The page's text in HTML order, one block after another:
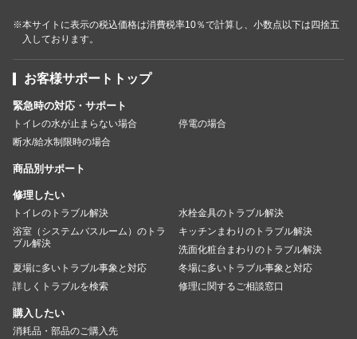
※本サイトに表示の税込価格は消費税率10％で計算し、小数点以下は四捨五
入しております。
お客様サポートトップ
緊急時の対応・サポート
トイレの水が止まらない場合
停電の場合
断水/給水制限時の場合
商品別サポート
修理したい
トイレのトラブル解決
水栓金具のトラブル解決
浴室（システムバスルーム）のトラ
ブル解決
キッチンまわりのトラブル解決
洗面化粧台まわりのトラブル解決
夏場に多いトラブル事象と対応
冬場に多いトラブル事象と対応
詳しくトラブルを検索
修理に関するご相談窓口
購入したい
消耗品・部品のご購入先